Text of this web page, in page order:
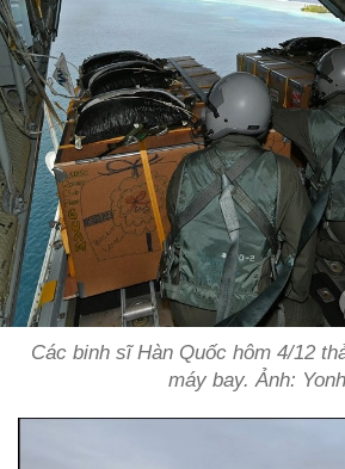
Các binh sĩ Hàn Quốc hôm 4/12
máy bay. Ảnh: